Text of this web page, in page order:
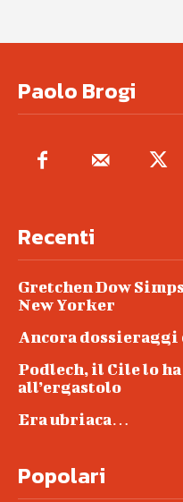
Paolo Brogi
Recenti
Gretchen Dow
New Yorker
Ancora dossieraggi
Podlech, il Cile lo
all’ergastolo
Era ubriaca…
Popolari